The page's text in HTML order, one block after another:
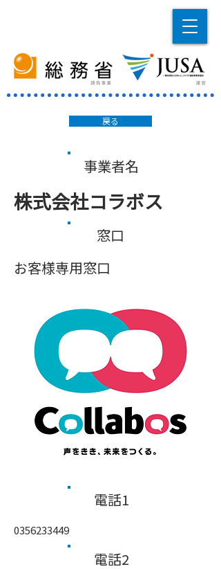
戻る
事業者名
株式会社コラボス
窓口
お客様専用窓口
​電話1
0356233449
​電話2